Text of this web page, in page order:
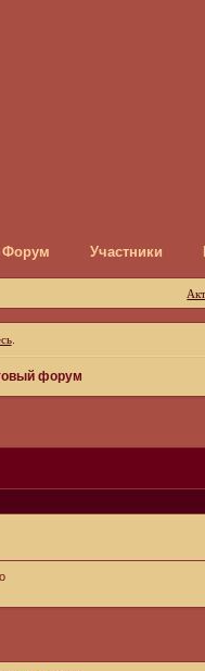
Форум Участники
.
форум